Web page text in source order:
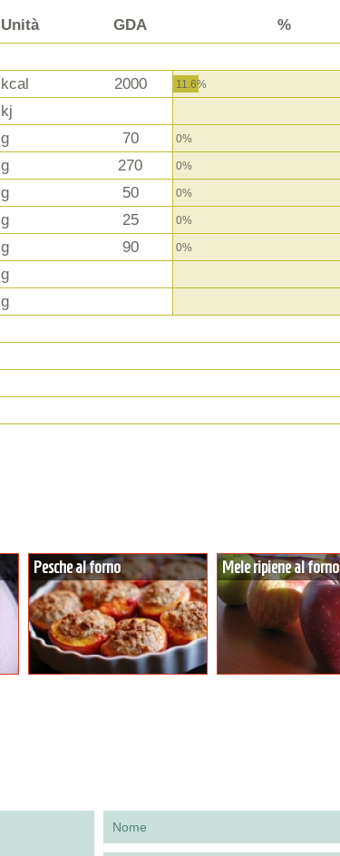
Unità GDA
%
kcal 2000 11.6%
kj
g 70 0%
g 270 0%
g 50 0%
g 25 0%
g 90 0%
g
g
Pesche al forno Mele ripiene al forno